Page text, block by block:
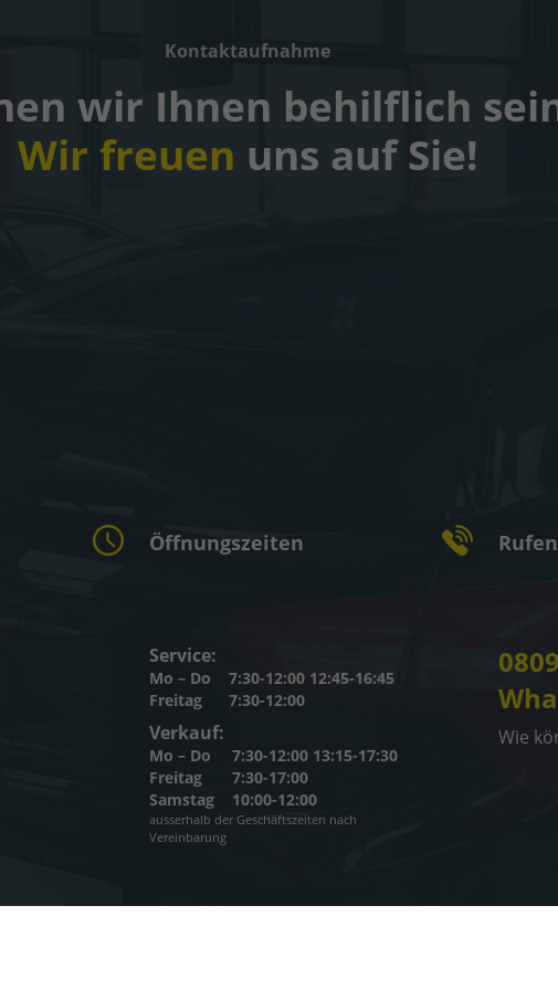
Kontaktaufnahme
wir Ihnen behilflich
Wir freuen uns auf Sie!
Öffnungszeiten
Service:
Mo – Do
7:30-12:00 12:45-16:45
Freitag
7:30-12:00
Verkauf:
Mo – Do
7:30-12:00 13:15-17:30
Freitag
7:30-17:00
Samstag
10:00-12:00
ausserhalb der Geschäftszeiten nach
Vereinbarung
Wie